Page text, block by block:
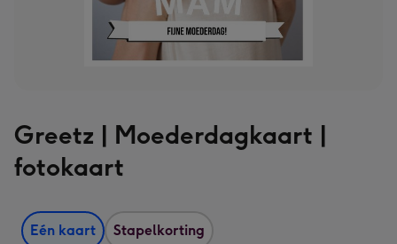
Greetz | Moederdagkaart |
fotokaart
Eén kaart Stapelkorting